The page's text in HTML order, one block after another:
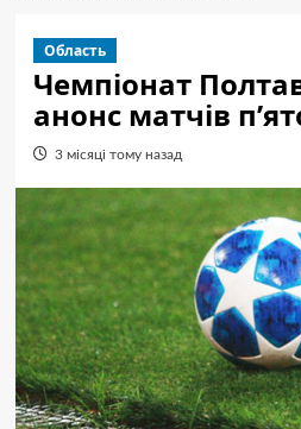
Область
Чемпіонат
анонс матчів
3 місяці тому назад